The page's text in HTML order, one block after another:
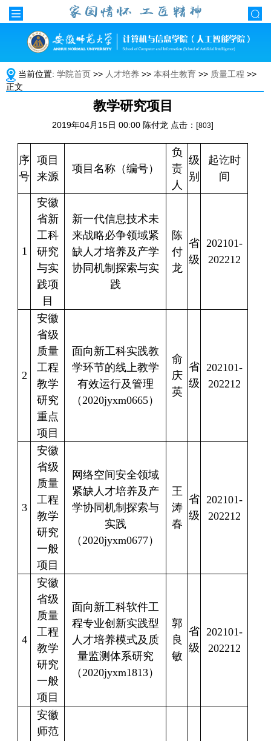
当前位置: 学院首页 >> 人才培养 >> 本科生教育 >> 质量工程 >>
正文
教学研究项目
2019年04月15日 00:00 陈付龙 点击：[803]
序
号
项目
来源
项目名称（编号）
负
责
人
级
别
起讫时
间
1
安徽
省新
工科
研究
与实
践项
目
新一代信息技术未
来战略必争领域紧
缺人才培养及产学
协同机制探索与实
践
陈
付
龙
省
级
202101-
202212
2
安徽
省级
质量
工程
教学
研究
重点
项目
面向新工科实践教
学环节的线上教学
有效运行及管理
（2020jyxm0665）
俞
庆
英
省
级
202101-
202212
3
安徽
省级
质量
工程
教学
研究
一般
项目
网络空间安全领域
紧缺人才培养及产
学协同机制探索与
实践
（2020jyxm0677）
王
涛
春
省
级
202101-
202212
4
安徽
省级
质量
工程
教学
研究
一般
项目
面向新工科软件工
程专业创新实践型
人才培养模式及质
量监测体系研究
（2020jyxm1813）
郭
良
敏
省
级
202101-
202212
安徽
师范